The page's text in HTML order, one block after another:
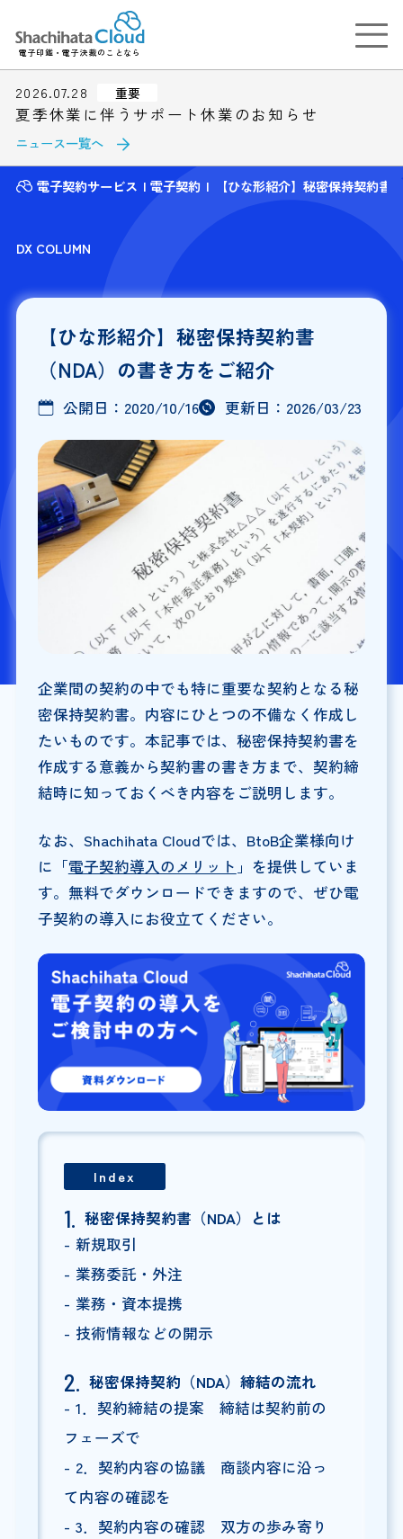
電子印鑑・電子決裁のことなら
2026.07.28 重要
夏季休業に伴うサポート休業のお知らせ
ニュース一覧へ
電子契約サービス 電子契約 【ひな形紹介】秘密保持契約書
DX COLUMN
【ひな形紹介】秘密保持契約書
（NDA）の書き方をご紹介
公開日： 2020/10/16 更新日： 2026/03/23
企業間の契約の中でも特に重要な契約となる秘
密保持契約書。内容にひとつの不備なく作成し
たいものです。本記事では、秘密保持契約書を
作成する意義から契約書の書き方まで、契約締
結時に知っておくべき内容をご説明します。
なお、Shachihata Cloudでは、BtoB企業様向け
に「電子契約導入のメリット 」を提供していま
す。無料でダウンロードできますので、ぜひ電
子契約の導入にお役立てください。
Index
秘密保持契約書（NDA）とは
新規取引
業務委託・外注
業務・資本提携
技術情報などの開示
秘密保持契約（NDA）締結の流れ
1．契約締結の提案 締結は契約前の
フェーズで
2．契約内容の協議 商談内容に沿っ
て内容の確認を
3．契約内容の確認 双方の歩み寄り